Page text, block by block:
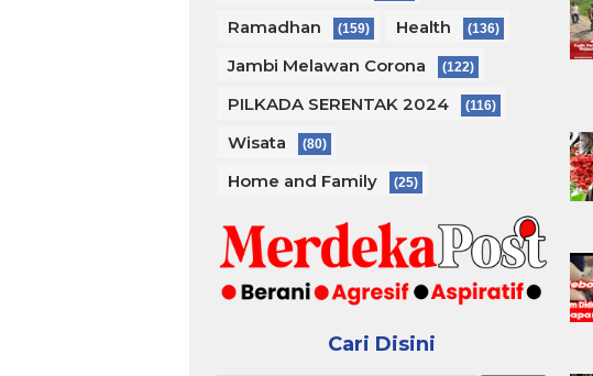
Ramadhan (159) Health (136)
Jambi Melawan Corona (122)
PILKADA SERENTAK 2024 (116)
Wisata (80)
Home and Family (25)
Cari Disini